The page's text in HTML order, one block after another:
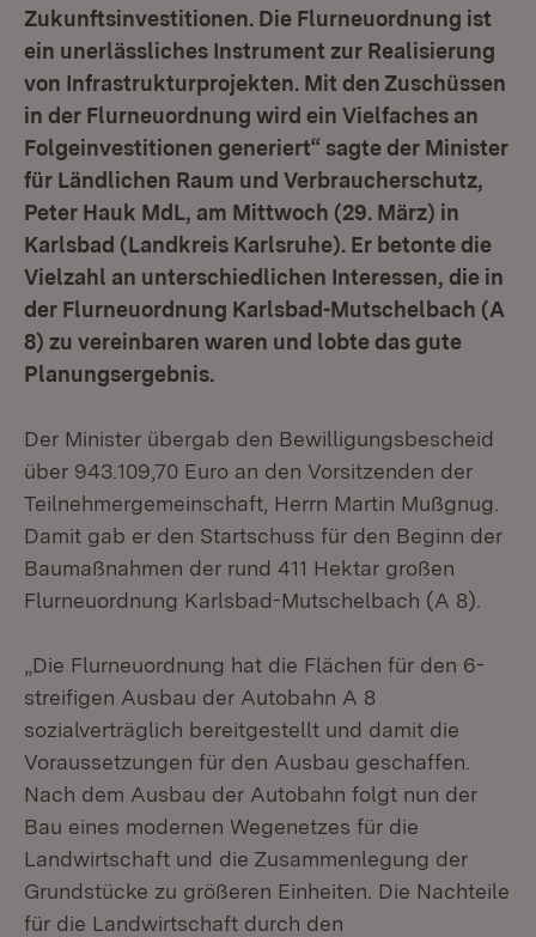
Zukunftsinvestitionen. Die Flurneuordnung ist
ein unerlässliches Instrument zur Realisierung
von Infrastrukturprojekten. Mit den Zuschüssen
in der Flurneuordnung wird ein Vielfaches an
Folgeinvestitionen generiert“ sagte der Minister
für Ländlichen Raum und Verbraucherschutz,
Peter Hauk MdL, am Mittwoch (29. März) in
Karlsbad (Landkreis Karlsruhe). Er betonte die
Vielzahl an unterschiedlichen Interessen, die in
der Flurneuordnung Karlsbad-Mutschelbach (A
8) zu vereinbaren waren und lobte das gute
Planungsergebnis.
Der Minister übergab den Bewilligungsbescheid
über 943.109,70 Euro an den Vorsitzenden der
Teilnehmergemeinschaft, Herrn Martin Mußgnug.
Damit gab er den Startschuss für den Beginn der
Baumaßnahmen der rund 411 Hektar großen
Flurneuordnung Karlsbad-Mutschelbach (A 8).
„Die Flurneuordnung hat die Flächen für den 6-
streifigen Ausbau der Autobahn A 8
sozialverträglich bereitgestellt und damit die
Voraussetzungen für den Ausbau geschaffen.
Nach dem Ausbau der Autobahn folgt nun der
Bau eines modernen Wegenetzes für die
Landwirtschaft und die Zusammenlegung der
Grundstücke zu größeren Einheiten. Die Nachteile
für die Landwirtschaft durch den